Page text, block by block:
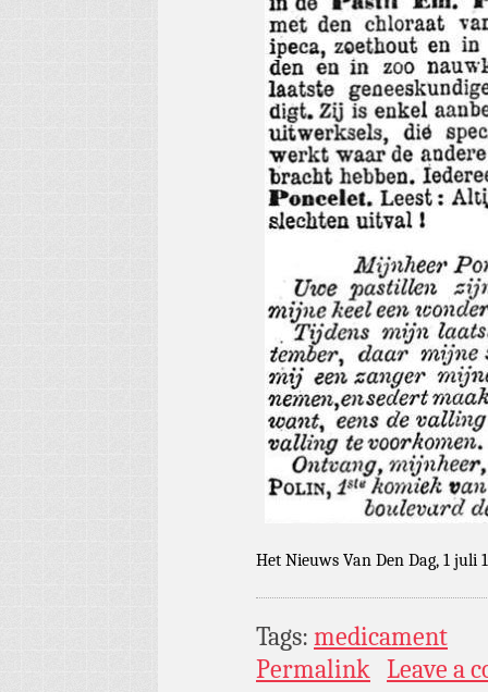
Het Nieuws Van Den Dag, 1 juli
Tags: medicament
Permalink Leave a